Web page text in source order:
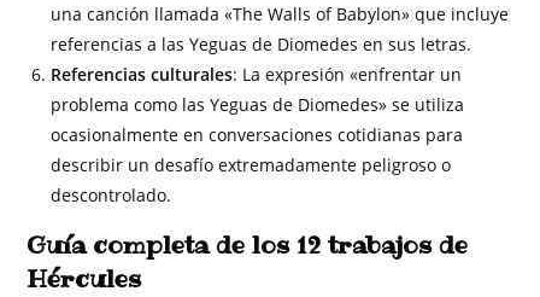
una canción llamada «The Walls of Babylon» que incluye
referencias a las Yeguas de Diomedes en sus letras.
Referencias culturales: La expresión «enfrentar un
problema como las Yeguas de Diomedes» se utiliza
ocasionalmente en conversaciones cotidianas para
describir un desafío extremadamente peligroso o
descontrolado.
Guía completa de los 12 trabajos de
Hércules